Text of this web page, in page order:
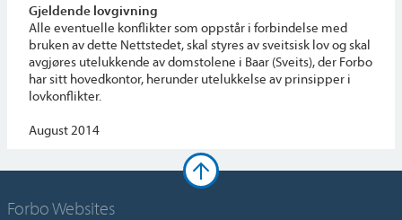
Gjeldende lovgivning
Alle eventuelle konflikter som oppstår i forbindelse med
bruken av dette Nettstedet, skal styres av sveitsisk lov og skal
avgjøres utelukkende av domstolene i Baar (Sveits), der Forbo
har sitt hovedkontor, herunder utelukkelse av prinsipper i
lovkonflikter.
August 2014
Forbo Websites